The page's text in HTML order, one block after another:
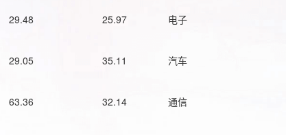
29.48 25.97 电子
29.05 35.11 汽车
63.36 32.14 通信